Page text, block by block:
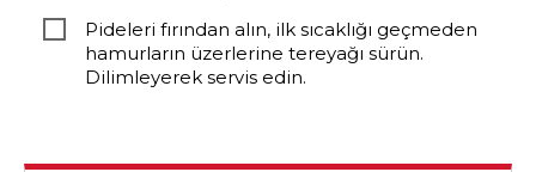
Pideleri fırından alın, ilk sıcaklığı geçmeden
hamurların üzerlerine tereyağı sürün.
Dilimleyerek servis edin.